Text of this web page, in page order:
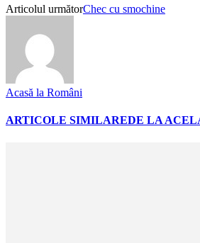
Articolul următorChec cu smochine
Acasă la Români
ARTICOLE SIMILAREDE LA